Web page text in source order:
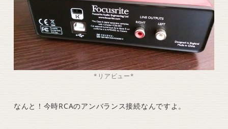
*リアビュー*
なんと！今時RCAのアンバランス接続なんですよ。